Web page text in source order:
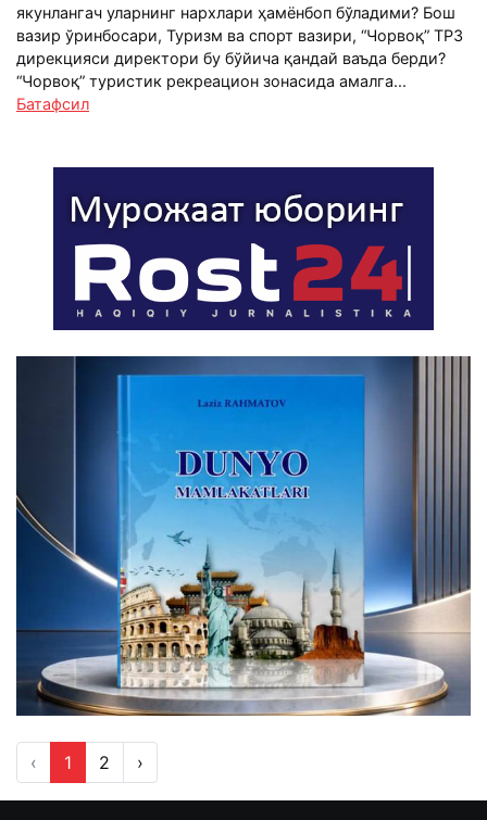
якунлангач уларнинг нархлари ҳамёнбоп бўладими? Бош
вазир ўринбосари, Туризм ва спорт вазири, “Чорвоқ” ТРЗ
дирекцияси директори бу бўйича қандай ваъда берди?
“Чорвоқ” туристик рекреацион зонасида амалга...
Батафсил
‹ 1 2 ›